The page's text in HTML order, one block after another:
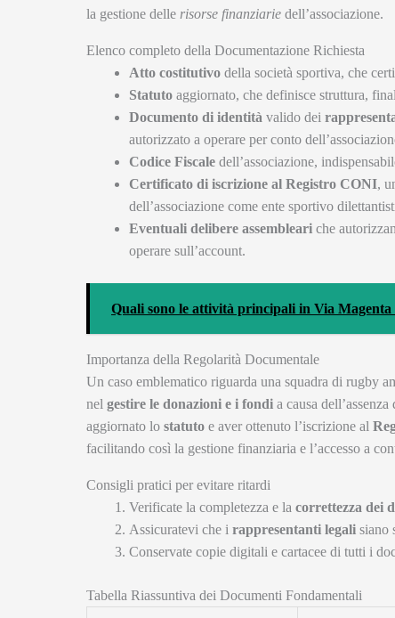
la gestione delle risorse finanziarie dell’associazione.
Elenco completo della Documentazione Richiesta
Atto costitutivo della società sportiva, che
Statuto aggiornato, che definisce struttura,
Documento di identità valido dei
autorizzato a operare per conto
Codice Fiscale dell’associazione,
Certificato di iscrizione al Registro CONI,
dell’associazione come ente sportivo
Eventuali delibere assembleari che
operare sull’account.
Quali sono le attività principali in Via Magenta
Importanza della Regolarità Documentale
Un caso emblematico riguarda una squadra di rugby
nel gestire le donazioni e i fondi a causa
aggiornato lo statuto e aver ottenuto l’iscrizione al
facilitando così la gestione finanziaria e l’accesso a
Consigli pratici per evitare ritardi
Verificate la completezza e la correttezza dei
Assicuratevi che i rappresentanti legali siano
Conservate copie digitali e cartacee di tutti i
Tabella Riassuntiva dei Documenti Fondamentali